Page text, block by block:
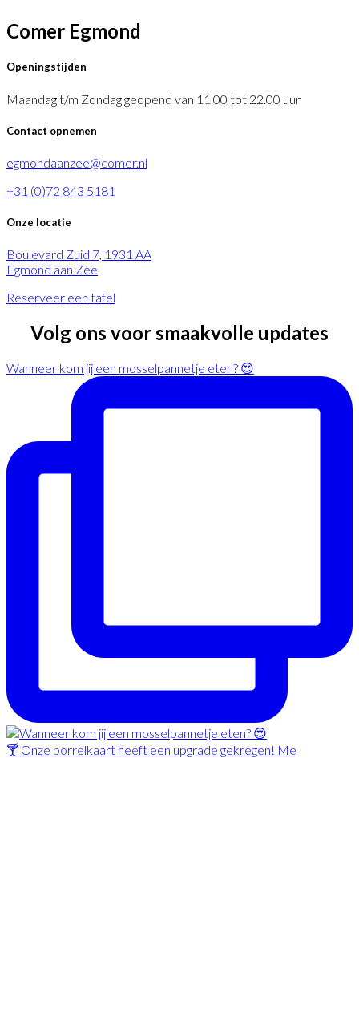
Comer Egmond
Openingstijden
Maandag t/m Zondag geopend van 11.00 tot 22.00 uur
Contact opnemen
egmondaanzee@comer.nl
+31 (0)72 843 5181
Onze locatie
Boulevard Zuid 7, 1931 AA
Egmond aan Zee
Reserveer een tafel
Volg ons voor smaakvolle updates
Wanneer kom jij een mosselpannetje eten? 😍
🍸 Onze borrelkaart heeft een upgrade gekregen! Me